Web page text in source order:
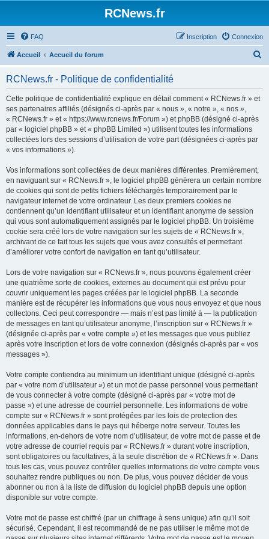
RCNews.fr
FAQ Connexion
Inscription
Accueil Accueil du forum
RCNews.fr - Politique de confidentialité
Cette politique de confidentialité explique en détail comment « RCNews.fr » et
ses partenaires affiliés (désignés ci-après par « nous », « notre », « nos »,
« RCNews.fr » et « https://www.rcnews.fr/Forum ») et phpBB (désigné ci-après
par « logiciel phpBB » et « phpBB Limited ») utilisent toutes les informations
collectées lors des sessions d’utilisation de votre part (désignées ci-après par
« vos informations »).
Vos informations sont collectées de deux manières différentes. Premièrement,
en naviguant sur « RCNews.fr », le logiciel phpBB génèrera un certain nombre
de cookies qui sont de petits fichiers téléchargés temporairement par le
navigateur internet de votre ordinateur. Les deux premiers cookies ne
contiennent qu’un identifiant utilisateur et un identifiant anonyme de session
qui vous sont automatiquement assignés par le logiciel phpBB. Un troisième
cookie sera créé lors de votre navigation sur les sujets de « RCNews.fr »,
archivant de ce fait tous les sujets que vous avez consultés et permettant
d’améliorer votre confort de navigation en tant qu’utilisateur.
Lors de votre navigation sur « RCNews.fr », nous pouvons également créer
une quatrième sorte de cookies, externes au document qui est prévu pour
couvrir uniquement les pages créées par le logiciel phpBB. La seconde
manière est de récupérer les informations que vous nous envoyez et que nous
collectons. Ceci peut correspondre — mais n’est pas limité à — la publication
de messages en tant qu’utilisateur anonyme, l’inscription sur « RCNews.fr »
(désignée ci-après par « votre compte ») et les messages que vous publiez
après votre inscription et lors de votre connexion (désignés ci-après par « vos
messages »).
Votre compte contiendra au minimum un identifiant unique (désigné ci-après
par « votre nom d’utilisateur ») et un mot de passe personnel vous permettant
de vous connecter à votre compte (désigné ci-après par « votre mot de
passe ») et une adresse de courriel personnelle. Les informations de votre
compte sur « RCNews.fr » sont protégées par les lois de protection des
données applicables dans le pays qui héberge notre serveur. Toutes les
informations, en-dehors de votre nom d’utilisateur, de votre mot de passe et de
votre adresse de courriel requis par « RCNews.fr » durant votre inscription,
sont obligatoires ou facultatives, à la seule discrétion de « RCNews.fr ». Dans
tous les cas, vous pouvez contrôler quelles informations de votre compte vous
souhaitez rendre publiques ou non. De plus, vous pouvez décider de vous
abonner ou non à la liste de diffusion du logiciel phpBB depuis une option
disponible sur votre compte.
Votre mot de passe est chiffré (par un chiffrage à sens unique) afin qu’il soit
sécurisé. Cependant, il est recommandé de ne pas utiliser le même mot de
Panneau de gestion des cookies